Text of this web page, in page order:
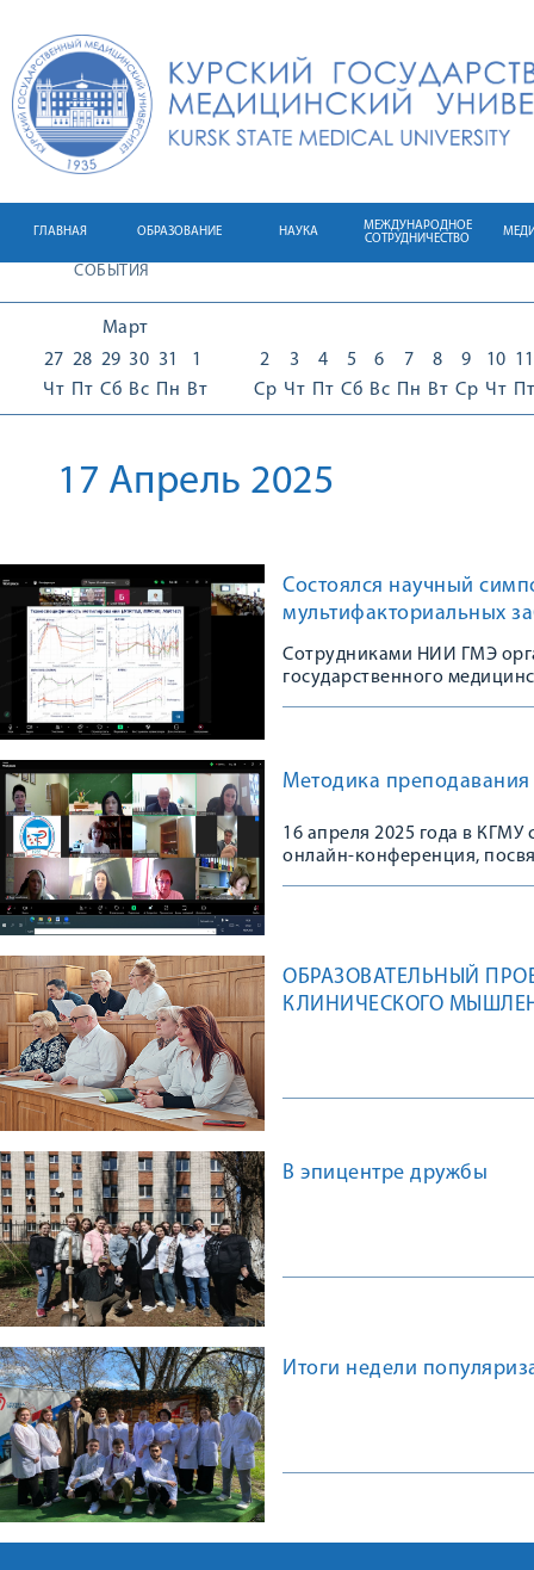
ГЛАВНАЯ ОБРАЗОВАНИЕ НАУКА
МЕЖДУНАРОДНОЕ
СОТРУДНИЧЕСТВО
СОБЫТИЯ
Март
27
Чт
28
Пт
29
Сб
30
Вс
31
Пн
1
Вт
2
Ср
3
Чт
4
Пт
5
Сб
6
Вс
7
Пн
8
Вт
9
Ср
10
Чт
11
Пт
17 Апрель 2025
Состоялся научный
мультифакториальных
Сотрудниками НИИ ГМЭ
государственного
Методика
16 апреля 2025 года в
онлайн-конференция,
ОБРАЗОВАТЕЛЬНЫЙ
КЛИНИЧЕСКОГО
В эпицентре дружбы
Итоги недели